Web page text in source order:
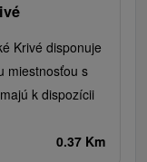
Krivé disponuje
miestnosťou s
k dispozícii
0.37 Km